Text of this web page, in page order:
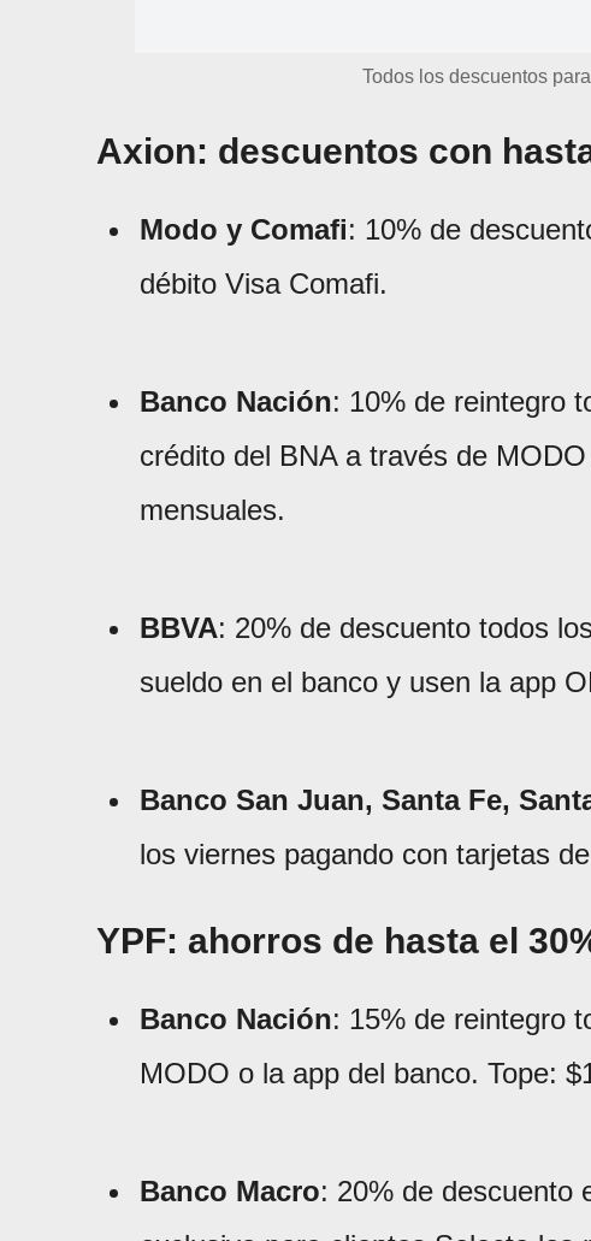
Todos los descuentos
Axion: descuentos con
Modo y Comafi: 10% de
débito Visa Comafi.
Banco Nación: 10% de reintegro
crédito del BNA a través de
mensuales.
BBVA: 20% de descuento todos
sueldo en el banco y usen la app
Banco San Juan, Santa Fe,
los viernes pagando con tarjetas
YPF: ahorros de hasta el
Banco Nación: 15% de reintegro
MODO o la app del banco. Tope:
Banco Macro: 20% de descuento